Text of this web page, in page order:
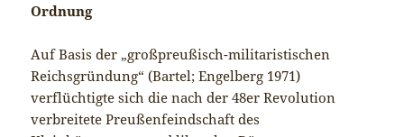
Ordnung
Auf Basis der „großpreußisch-militaristischen
Reichsgründung“ (Bartel; Engelberg 1971)
verflüchtigte sich die nach der 48er Revolution
verbreitete Preußenfeindschaft des